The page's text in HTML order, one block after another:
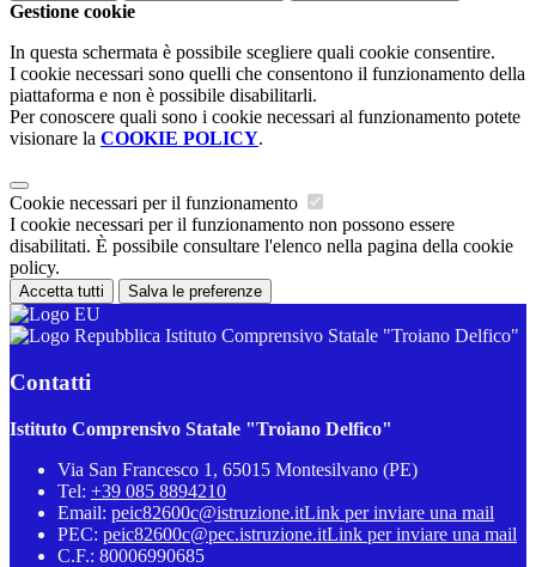
Gestione cookie
In questa schermata è possibile scegliere quali cookie consentire.
I cookie necessari sono quelli che consentono il funzionamento della
piattaforma e non è possibile disabilitarli.
Per conoscere quali sono i cookie necessari al funzionamento potete
visionare la COOKIE POLICY.
Cookie necessari per il funzionamento
I cookie necessari per il funzionamento non possono essere
disabilitati. È possibile consultare l'elenco nella pagina della cookie
policy.
Accetta tutti Salva le preferenze
Istituto Comprensivo Statale "Troiano Delfico"
Contatti
Istituto Comprensivo Statale "Troiano Delfico"
Via San Francesco 1, 65015 Montesilvano (PE)
Tel: +39 085 8894210
Email: peic82600c@istruzione.itLink per inviare una mail
PEC: peic82600c@pec.istruzione.itLink per inviare una mail
C.F.: 80006990685